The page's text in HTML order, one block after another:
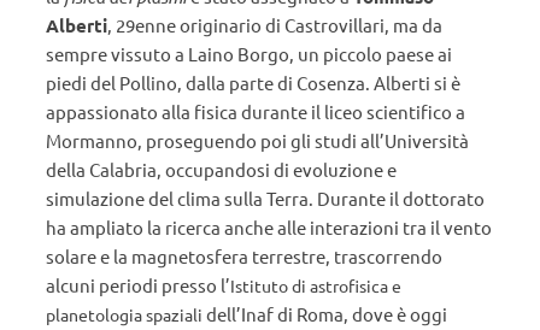
Alberti, 29enne originario di Castrovillari, ma da
sempre vissuto a Laino Borgo, un piccolo paese ai
piedi del Pollino, dalla parte di Cosenza. Alberti si è
appassionato alla fisica durante il liceo scientifico a
Mormanno, proseguendo poi gli studi all’Università
della Calabria, occupandosi di evoluzione e
simulazione del clima sulla Terra. Durante il dottorato
ha ampliato la ricerca anche alle interazioni tra il vento
solare e la magnetosfera terrestre, trascorrendo
alcuni periodi presso l’Istituto di astrofisica e
planetologia spaziali dell’Inafdi Roma, dove è oggi